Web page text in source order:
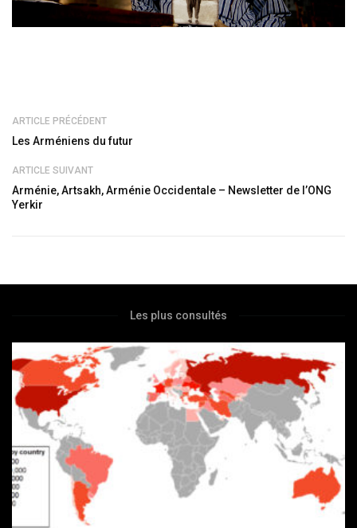
ARTICLE PRÉCÉDENT
Les Arméniens du futur
ARTICLE SUIVANT
Arménie, Artsakh, Arménie Occidentale – Newsletter de l’ONG
Yerkir
Les plus consultés